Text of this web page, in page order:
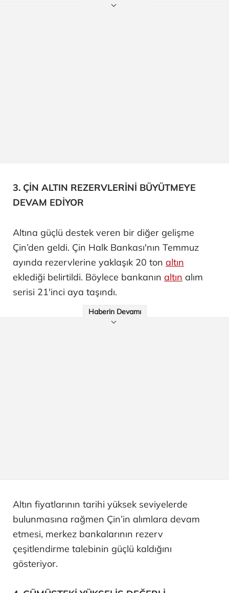
3. ÇİN ALTIN REZERVLERİNİ BÜYÜTMEYE
DEVAM EDİYOR
Altına güçlü destek veren bir diğer gelişme
Çin’den geldi. Çin Halk Bankası'nın Temmuz
ayında rezervlerine yaklaşık 20 ton altın
eklediği belirtildi. Böylece bankanın altın alım
serisi 21'inci aya taşındı.
Haberin Devamı
Altın fiyatlarının tarihi yüksek seviyelerde
bulunmasına rağmen Çin’in alımlara devam
etmesi, merkez bankalarının rezerv
çeşitlendirme talebinin güçlü kaldığını
gösteriyor.